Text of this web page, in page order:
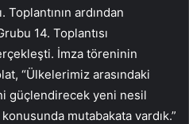
Toplantının ardından
14. Toplantısı
İmza töreninin
“Ülkelerimiz arasındaki
güçlendirecek yeni nesil
mutabakata vardık.”